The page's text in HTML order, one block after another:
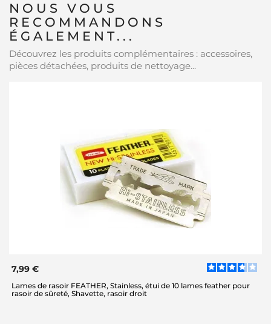
NOUS VOUS
RECOMMANDONS
ÉGALEMENT...
Découvrez les produits complémentaires : accessoires,
pièces détachées, produits de nettoyage...
7,99 €
Lames de rasoir FEATHER, Stainless, étui de 10 lames feather pour
rasoir de sûreté, Shavette, rasoir droit